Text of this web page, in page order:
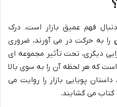
فهم عمیق بازار است، درک
را به حرکت در می آورند، ضروری
دیگری، تحت تأثیر مجموعه ای
که هر لحظه آن را به سوی بالا
پویایی بازار را روایت می
کتاب می گشایند.